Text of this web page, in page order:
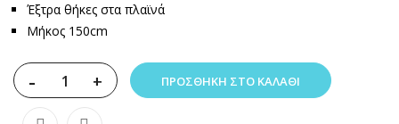
Έξτρα θήκες στα πλαϊνά
Μήκος 150cm
- + ΠΡΟΣΘΉΚΗ ΣΤΟ ΚΑΛΆΘΙ